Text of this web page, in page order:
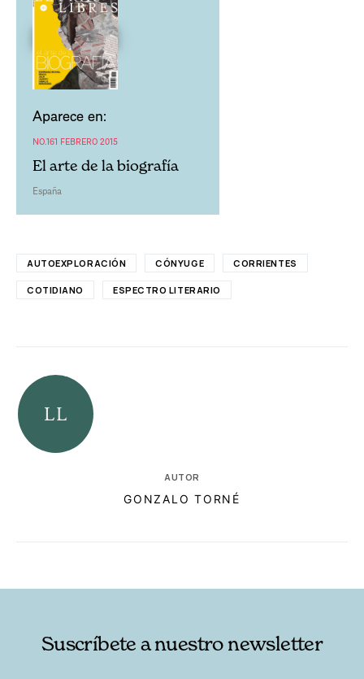
Aparece en:
NO.161 FEBRERO 2015
El arte de la biografía
España
AUTOEXPLORACIÓN CÓNYUGE CORRIENTES
COTIDIANO ESPECTRO LITERARIO
AUTOR
GONZALO TORNÉ
Suscríbete a nuestro newsletter